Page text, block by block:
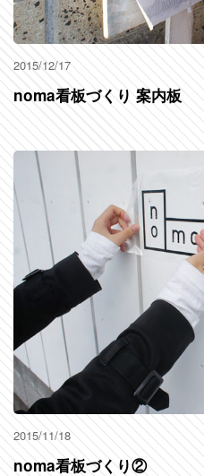
2015/12/17
noma看板づくり 案内板
2015/11/18
noma看板づくり②